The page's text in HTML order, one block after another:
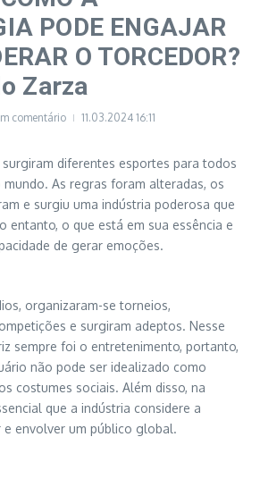
PODE ENGAJAR
O TORCEDOR?
Zarza
comentário 11.03.2024 16:11
diferentes esportes para todos
As regras foram alteradas, os
e surgiu uma indústria poderosa que
entanto, o que está em sua essência e
de gerar emoções.
organizaram-se torneios,
e surgiram adeptos. Nesse
sempre foi o entretenimento, portanto,
não pode ser idealizado como
costumes sociais. Além disso, na
que a indústria considere a
e envolver um público global.